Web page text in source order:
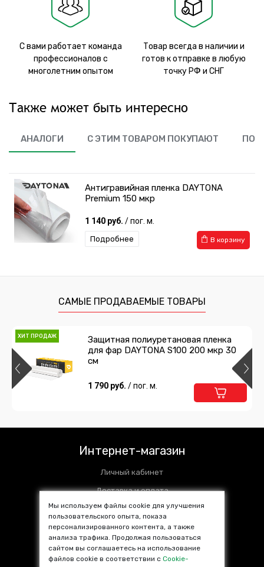
С вами работает команда
профессионалов с
многолетним опытом
Товар всегда в наличии и
готов к отправке в любую
точку РФ и СНГ
Также может быть интересно
АНАЛОГИ С ЭТИМ ТОВАРОМ ПОКУПАЮТ
Антигравийная пленка DAYTONA
Premium 150 мкр
1 140 руб. / пог. м.
В корзину
Подробнее
САМЫЕ ПРОДАВАЕМЫЕ ТОВАРЫ
ХИТ ПРОДАЖ
Защитная полиуретановая пленка
для фар DAYTONA S100 200 мкр 30
см
1 790 руб. / пог. м.
Интернет-магазин
Личный кабинет
Доставка и оплата
Установочные центры
Контакты
SALE %
Популярные товары
Мы используем файлы cookie для улучшения
пользовательского опыта, показа
персонализированного контента, а также
анализа трафика. Продолжая пользоваться
сайтом вы соглашаетесь на использование
файлов cookie в соответствии сCookie-